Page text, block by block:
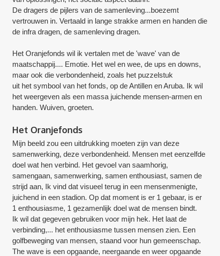
De dragers de pijlers van de samenleving...boezemt
vertrouwen in. Vertaald in lange strakke armen en handen die
de infra dragen, de samenleving dragen.
Het Oranjefonds wil ik vertalen met de 'wave' van de
maatschappij.... Emotie. Het wel en wee, de ups en downs,
maar ook die verbondenheid, zoals het puzzelstuk
uit het symbool van het fonds, op de Antillen en Aruba. Ik wil
het weergeven als een massa juichende mensen-armen en
handen. Wuiven, groeten.
Het Oranjefonds
Mijn beeld zou een uitdrukking moeten zijn van deze
samenwerking, deze verbondenheid. Mensen met eenzelfde
doel wat hen verbind. Het gevoel van saamhorig,
samengaan, samenwerking, samen enthousiast, samen de
strijd aan, Ik vind dat visueel terug in een mensenmenigte,
juichend in een stadion. Op dat moment is er 1 gebaar, is er
1 enthousiasme, 1 gezamenlijk doel wat de mensen bindt.
Ik wil dat gegeven gebruiken voor mijn hek. Het laat de
verbinding,... het enthousiasme tussen mensen zien. Een
golfbeweging van mensen, staand voor hun gemeenschap.
The wave is een opgaande, neergaande en weer opgaande